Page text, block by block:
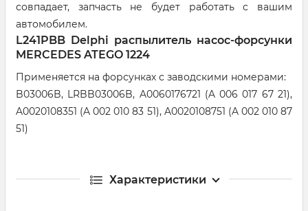
совпадает, запчасть не будет работать с вашим
автомобилем.
L241PBB Delphi распылитель насос-форсунки
MERCEDES ATEGO 1224
Применяется на форсунках с заводскими номерами:
B03006B, LRBB03006B, A0060176721 (A 006 017 67 21),
A0020108351 (A 002 010 83 51), A0020108751 (A 002 010 87
51)
Характеристики